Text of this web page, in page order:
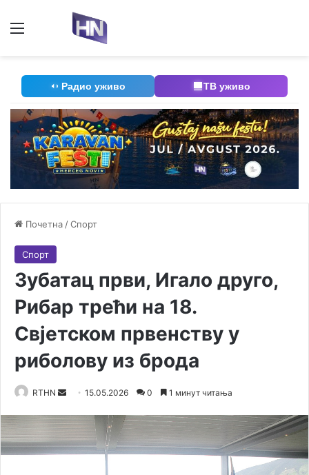
Радио уживо ТВ уживо
Почетна /Спорт
Спорт
Зубатац први, Игало друго,
Рибар трећи на 18.
Свјетском првенству у
риболову из брода
RTHN
n
d
15.05.2026 0 1 минут читања